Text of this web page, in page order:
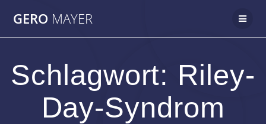
GERO MAYER
Schlagwort: Riley-
Day-Syndrom